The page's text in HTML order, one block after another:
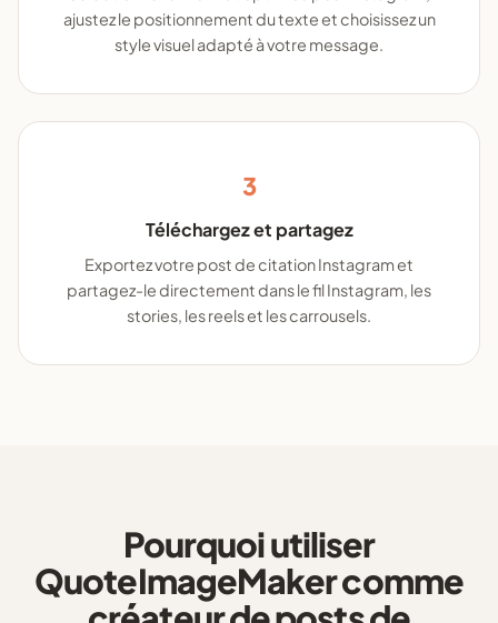
ajustez le positionnement du texte et choisissez un
style visuel adapté à votre message.
3
Téléchargez et partagez
Exportez votre post de citation Instagram et
partagez-le directement dans le fil Instagram, les
stories, les reels et les carrousels.
Pourquoi utiliser
QuoteImageMaker comme